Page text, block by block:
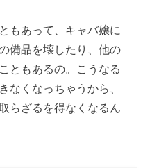
もあって、キャバ嬢に
備品を壊したり、他の
ともあるの。こうなる
なくなっちゃうから、
らざるを得なくなるん